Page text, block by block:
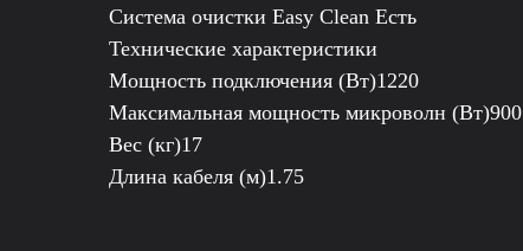
Система очистки Easy Clean Есть
Технические характеристики
Мощность подключения (Вт)1220
Максимальная мощность микроволн (Вт)900
Вес (кг)17
Длина кабеля (м)1.75